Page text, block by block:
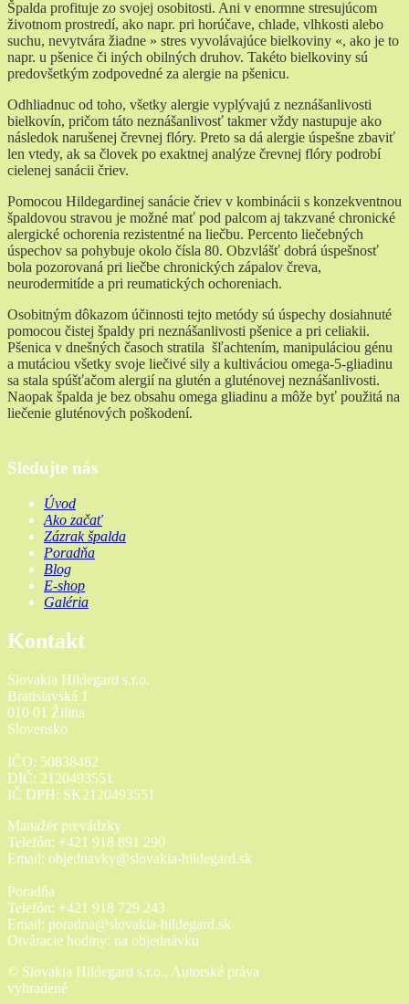
Špalda profituje zo svojej osobitosti. Ani v enormne stresujúcom
životnom prostredí, ako napr. pri horúčave, chlade, vlhkosti alebo
suchu, nevytvára žiadne » stres vyvolávajúce bielkoviny «, ako je to
napr. u pšenice či iných obilných druhov. Takéto bielkoviny sú
predovšetkým zodpovedné za alergie na pšenicu.
Odhliadnuc od toho, všetky alergie vyplývajú z neznášanlivosti
bielkovín, pričom táto neznášanlivosť takmer vždy nastupuje ako
následok narušenej črevnej flóry. Preto sa dá alergie úspešne zbaviť
len vtedy, ak sa človek po exaktnej analýze črevnej flóry podrobí
cielenej sanácii čriev.
Pomocou Hildegardinej sanácie čriev v kombinácii s konzekventnou
špaldovou stravou je možné mať pod palcom aj takzvané chronické
alergické ochorenia rezistentné na liečbu. Percento liečebných
úspechov sa pohybuje okolo čísla 80. Obzvlášť dobrá úspešnosť
bola pozorovaná pri liečbe chronických zápalov čreva,
neurodermitíde a pri reumatických ochoreniach.
Osobitným dôkazom účinnosti tejto metódy sú úspechy dosiahnuté
pomocou čistej špaldy pri neznášanlivosti pšenice a pri celiakii.
Pšenica v dnešných časoch stratila šľachtením, manipuláciou génu
a mutáciou všetky svoje liečivé sily a kultiváciou omega-5-gliadinu
sa stala spúšťačom alergií na glutén a gluténovej neznášanlivosti.
Naopak špalda je bez obsahu omega gliadinu a môže byť použitá na
liečenie gluténových poškodení.
Sledujte nás
Úvod
Ako začať
Zázrak špalda
Poradňa
Blog
E-shop
Galéria
Kontakt
Slovakia Hildegard s.r.o.
Bratislavská 1
010 01 Žilina
Slovensko
IČO: 50838482
DIČ: 2120493551
IČ DPH: SK2120493551
Manažér prevádzky
Telefón: +421 918 891 290
Email: objednavky@slovakia-hildegard.sk
Poradňa
Telefón: +421 918 729 243
Email: poradna@slovakia-hildegard.sk
Otváracie hodiny: na objednávku
© Slovakia Hildegard s.r.o., Autorské práva
vyhradené